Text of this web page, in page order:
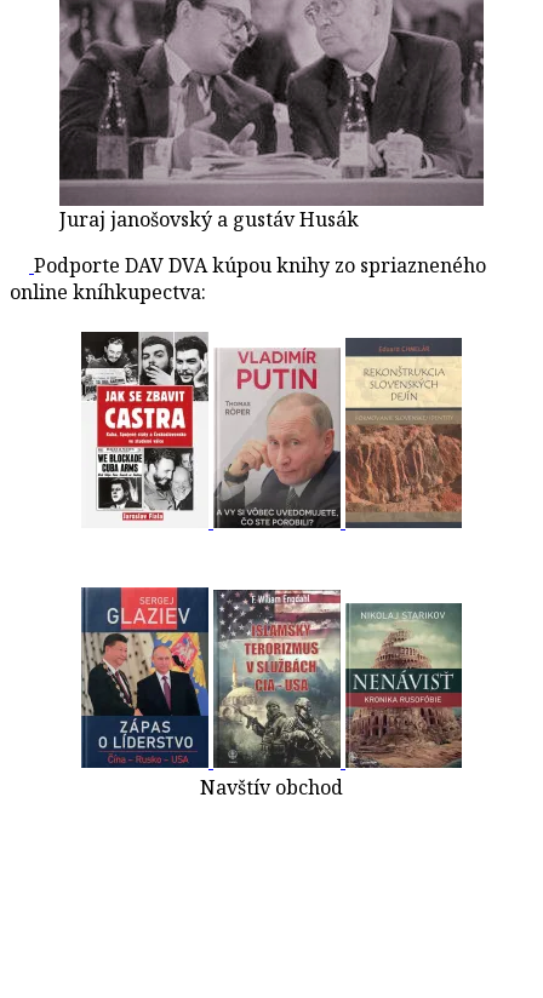
Juraj janošovský a gustáv Husák
Podporte DAV DVA kúpou knihy zo spriazneného
online kníhkupectva:
Navštív obchod